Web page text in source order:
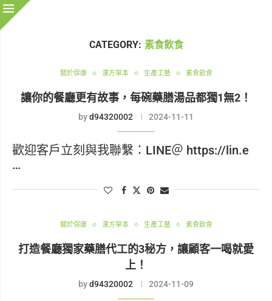
CATEGORY: 素食飲食
關於保康 漢方草本 生產工藝 素食飲食
讓你的餐廳更有故事，每碗藥膳湯品都獨1無2！
byd94320002 2024-11-11
歡迎客戶立刻與我聯繫：LINE＠ https://lin.e
…
關於保康 漢方草本 生產工藝 素食飲食
打造餐廳獨家藥膳代工的3秘方，讓顧客一喝就愛
上！
byd94320002 2024-11-09